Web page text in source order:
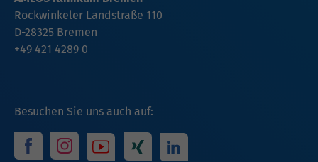
Besuchen Sie uns auch auf:
Rockwinkeler Landstraße 110
D-28325 Bremen
+49 421 4289 0